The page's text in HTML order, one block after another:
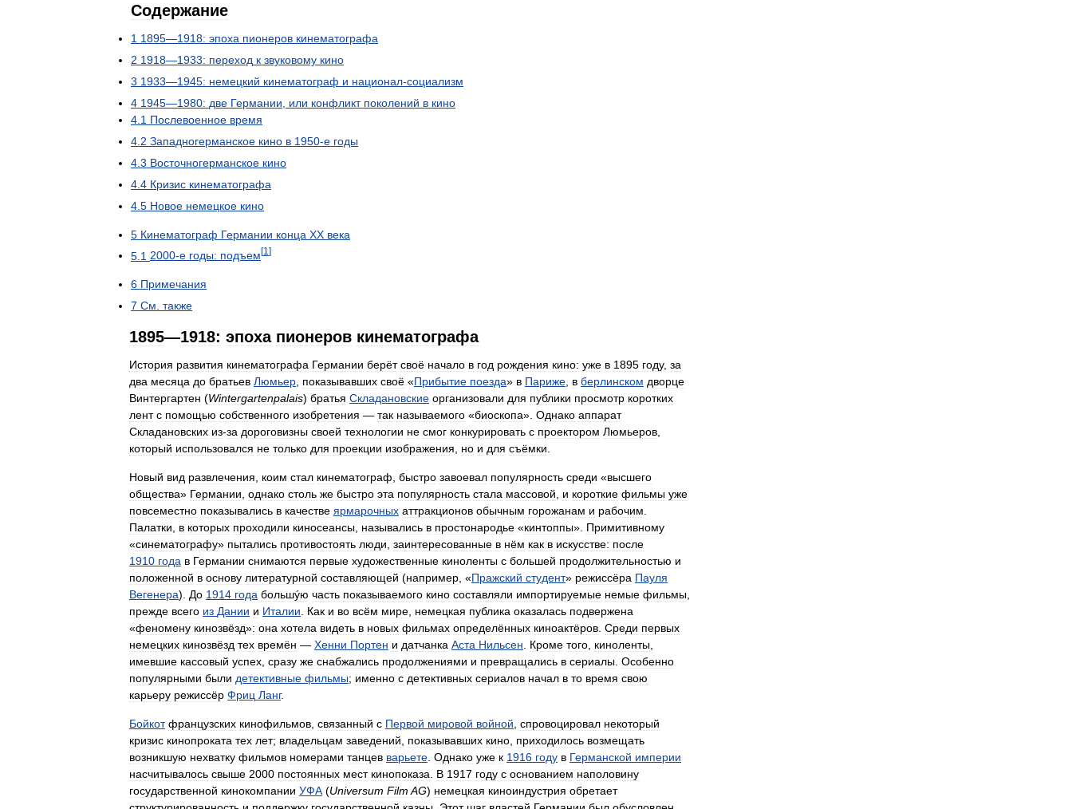
Содержание
1 1895—1918: эпоха пионеров кинематографа
2 1918—1933: переход к звуковому кино
3 1933—1945: немецкий кинематограф и национал-социализм
4 1945—1980: две Германии или конфликт поколений в кино
4 1 Послевоенное время
4 2 Западногерманское кино в 1950-е годы
4 3 Восточногерманское кино
4 4 Кризис кинематографа
4 5 Новое немецкое кино
5 Кинематограф Германии конца ХХ века
5 1 2000-е годы: подъем [1]
6 Примечания
7 См. также
1895—1918: эпоха пионеров кинематографа
История развития кинематографа Германии берёт своё начало в год рождения кино: уже в 1895 году, за
два месяца до братьев Люмьер показывавших своё «Прибытие поезда» в Париже в берлинском дворце
Винтергартен (Wintergartenpalais) братья Складановские организовали для публики просмотр коротких
лент с помощью собственного изобретения — так называемого «биоскопа». Однако аппарат
Складановских из-за дороговизны своей технологии не смог конкурировать с проектором Люмьеров
который использовался не только для проекции изображения но и для съёмки
Новый вид развлечения коим стал кинематограф быстро завоевал популярность среди «высшего
общества» Германии однако столь же быстро эта популярность стала массовой и короткие фильмы уже
повсеместно показывались в качестве ярмарочных аттракционов обычным горожанам и рабочим
Палатки
в которых проходили киносеансы назывались в простонародье «кинтоппы». Примитивному
«синематографу» пытались противостоять люди заинтересованные в нём как в искусстве: после
1910 года в Германии снимаются первые художественные киноленты с большей продолжительностью и
положенной в основу литературной составляющей (например , «Пражский студент» режиссёра Пауля
Вегенера). До 1914 года большýю часть показываемого кино составляли импортируемые немые фильмы
прежде всего из Дании и Италии Как и во всём мире немецкая публика оказалась подвержена
«феномену кинозвёзд»: она хотела видеть в новых фильмах определённых киноактёров Среди первых
немецких кинозвёзд тех времён — Хенни Портен и датчанка Аста Нильсен Кроме того киноленты
имевшие кассовый успех сразу же снабжались продолжениями и превращались в сериалы Особенно
популярными были детективные фильмы; именно с детективных сериалов начал в то время свою
карьеру режиссёр Фриц Ланг.
Бойкот французских кинофильмов связанный с Первой мировой войной спровоцировал некоторый
кризис кинопроката тех лет; владельцам заведений показывавших кино приходилось возмещать
возникшую нехватку фильмов номерами танцев варьете Однако уже к 1916 году в Германской империи
насчитывалось свыше 2000 постоянных мест кинопоказа В 1917 году с основанием наполовину
государственной кинокомпании УФА (Universum Film AG) немецкая киноиндустрия обретает